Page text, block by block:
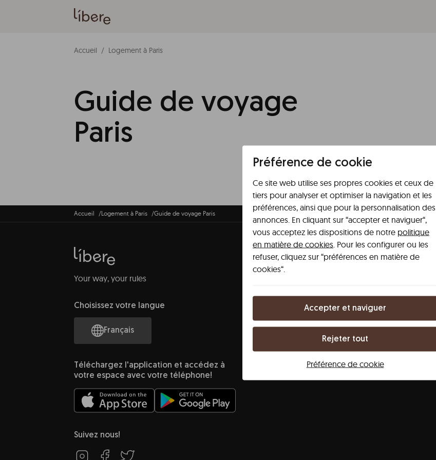
Accueil Logement à Paris
Guide de voyage
Paris
Accueil Logement à Paris Guide de voyage Paris
Your way, your rules
Choisissez votre langue
Français
Téléchargez l'application et accédez à
votre espace avec votre téléphone!
Suivez nous!
Découvrir
Destinations
Voyages d'affaires
Hébergement pour groupes
Agences de voyages et tour-opérateurs
Location moyenne durée
Préférence de cookie
Ce site web utilise ses propres cookies et ceux de
tiers pour analyser et optimiser la navigation et les
préférences, ainsi que pour la personnalisation des
annonces. En cliquant sur “accepter et naviguer“,
vous acceptez les dispositions de notre politique
en matière de cookies . Pour les configurer ou les
refuser, cliquez sur “préférences en matière de
cookies“.
Accepter et naviguer
Rejeter tout
Préférence de cookie